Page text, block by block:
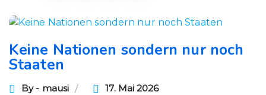
Keine Nationen sondern nur noch
Staaten
By - mausi 17. Mai 2026